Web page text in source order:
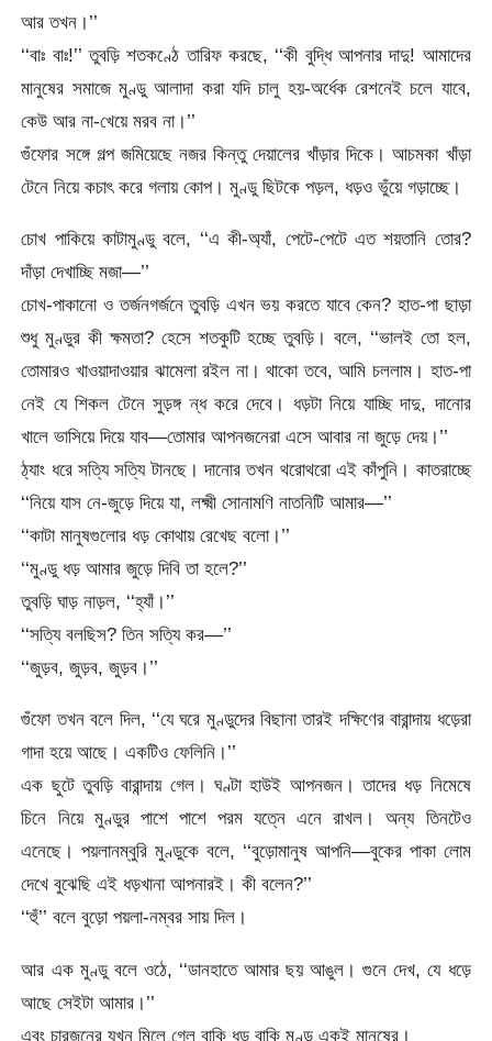
আর তখন।’’
‘‘বাঃ বাঃ!’’ তুবড়ি শতকণ্ঠে তারিফ করছে, ‘‘কী বুদ্ধি আপনার দাদু! আমাদের
মানুষের সমাজে মুণ্ডু আলাদা করা যদি চালু হয়-অর্ধেক রেশনেই চলে যাবে,
কেউ আর না-খেয়ে মরব না।’’
গুঁফোর সঙ্গে গল্প জমিয়েছে নজর কিন্তু দেয়ালের খাঁড়ার দিকে। আচমকা খাঁড়া
টেনে নিয়ে কচাৎ করে গলায় কোপ। মুণ্ডু ছিটকে পড়ল, ধড়ও ভুঁয়ে গড়াচ্ছে।
চোখ পাকিয়ে কাটামুণ্ডু বলে, ‘‘এ কী-অ্যাঁ, পেটে-পেটে এত শয়তানি তোর?
দাঁড়া দেখাচ্ছি মজা—’’
চোখ-পাকানো ও তর্জনগর্জনে তুবড়ি এখন ভয় করতে যাবে কেন? হাত-পা ছাড়া
শুধু মুণ্ডুর কী ক্ষমতা? হেসে শতকুটি হচ্ছে তুবড়ি। বলে, ‘‘ভালই তো হল,
তোমারও খাওয়াদাওয়ার ঝামেলা রইল না। থাকো তবে, আমি চললাম। হাত-পা
নেই যে শিকল টেনে সুড়ঙ্গ ন্ধ করে দেবে। ধড়টা নিয়ে যাচ্ছি দাদু, দানোর
খালে ভাসিয়ে দিয়ে যাব—তোমার আপনজনেরা এসে আবার না জুড়ে দেয়।’’
ঠ্যাং ধরে সত্যি সত্যি টানছে। দানোর তখন থরোথরো এই কাঁপুনি। কাতরাচ্ছে
‘‘নিয়ে যাস নে-জুড়ে দিয়ে যা, লক্ষ্মী সোনামণি নাতনিটি আমার—’’
‘‘কাটা মানুষগুলোর ধড় কোথায় রেখেছ বলো।’’
‘‘মুণ্ডু ধড় আমার জুড়ে দিবি তা হলে?’’
তুবড়ি ঘাড় নাড়ল, ‘‘হ্যাঁ।’’
‘‘সত্যি বলছিস? তিন সত্যি কর—’’
‘‘জুড়ব, জুড়ব, জুড়ব।’’
গুঁফো তখন বলে দিল, ‘‘যে ঘরে মুণ্ডুদের বিছানা তারই দক্ষিণের বারান্দায় ধড়েরা
গাদা হয়ে আছে। একটিও ফেলিনি।’’
এক ছুটে তুবড়ি বারান্দায় গেল। ঘণ্টা হাউই আপনজন। তাদের ধড় নিমেষে
চিনে নিয়ে মুণ্ডুর পাশে পাশে পরম যত্নে এনে রাখল। অন্য তিনটেও
এনেছে। পয়লানম্বুরি মুণ্ডুকে বলে, ‘‘বুড়োমানুষ আপনি—বুকের পাকা লোম
দেখে বুঝেছি এই ধড়খানা আপনারই। কী বলেন?’’
‘‘হুঁ’’ বলে বুড়ো পয়লা-নম্বর সায় দিল।
আর এক মুণ্ডু বলে ওঠে, ‘‘ডানহাতে আমার ছয় আঙুল। গুনে দেখ, যে ধড়ে
আছে সেইটা আমার।’’
এবং চারজনের যখন মিলে গেল বাকি ধড় বাকি মুণ্ডু একই মানুষের।